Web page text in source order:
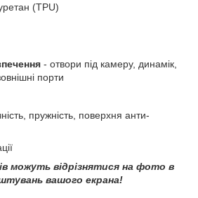
(TPU)
- отвори під камеру, динамік,
порти
пружність, поверхня анти-
можуть відрізнятися на фото в
вашого екрана!